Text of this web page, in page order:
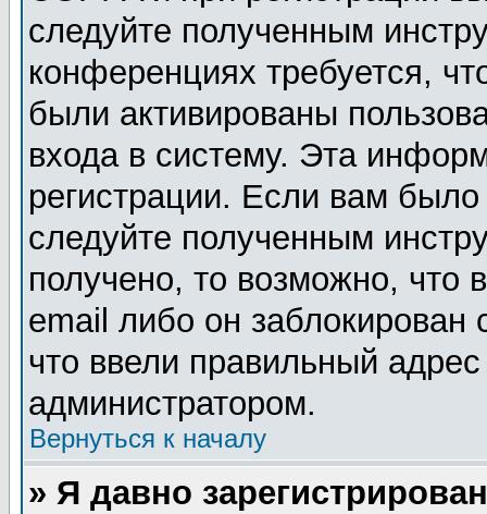
следуйте полученным
конференциях требуется,
были активированы
входа в систему. Эта
регистрации. Если вам
следуйте полученным
получено, то возможно, что
email либо он
что ввели правильный
администратором.
Вернуться к началу
» Я давно